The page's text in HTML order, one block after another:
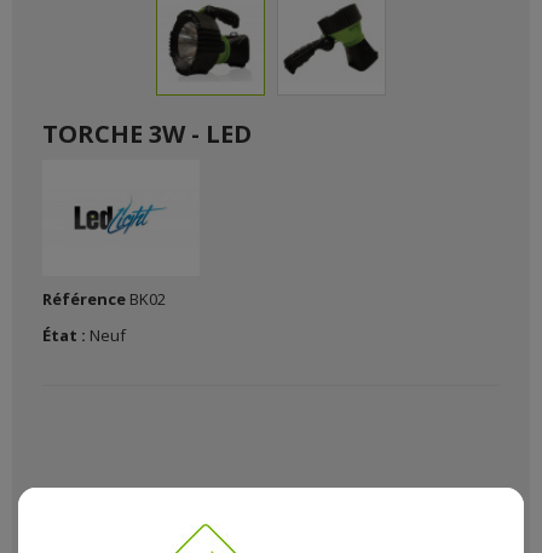
TORCHE 3W - LED
Référence BK02
État : Neuf